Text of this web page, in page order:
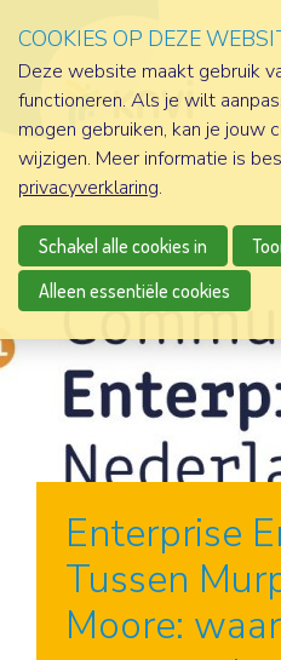
Enterprise
Tussen
Moore:
COOKIES OP DEZE
Deze website maakt gebruik
functioneren. Als je wilt
mogen gebruiken, kan je jouw
wijzigen. Meer informatie is
privacyverklaring.
Schakel alle cookies in
Alleen essentiële cookies